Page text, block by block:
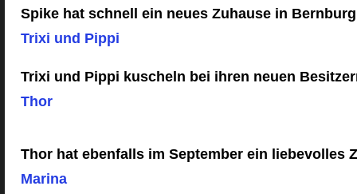
Spike hat schnell ein neues Zuhause in
Trixi und Pippi
Trixi und Pippi kuscheln bei ihren neuen
Thor
Thor hat ebenfalls im September ein liebevolles
Marina